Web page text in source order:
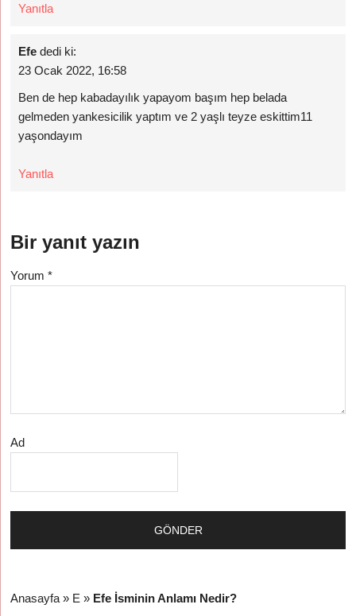
Yanıtla
Efe dedi ki:
23 Ocak 2022, 16:58
Ben de hep kabadayılık yapayom başım hep belada
gelmeden yankesicilik yaptım ve 2 yaşlı teyze eskittim11
yaşondayım
Yanıtla
Bir yanıt yazın
Yorum*
Ad
Anasayfa » E » Efe İsminin Anlamı Nedir?